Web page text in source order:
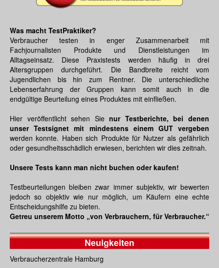
Was macht TestPraktiker?
Verbraucher testen in enger Zusammenarbeit mit
Fachjournalisten Produkte und Dienstleistungen im
Alltagseinsatz. Diese Praxistests werden häufig in drei
Altersgruppen durchgeführt. Die Bandbreite reicht vom
Jugendlichen bis hin zum Rentner. Die unterschiedliche
Lebenserfahrung der Gruppen kann somit auch in die
endgültige Beurteilung eines Produktes mit einfließen.
Hier veröffentlicht sehen Sienur Testberichte, bei denen
unser Testsignet mit mindestens einem GUT vergeben
werden konnte. Haben sich Produkte für Nutzer als gefährlich
oder gesundheitsschädlich erwiesen, berichten wir dies zeitnah.
Unsere Tests kann man nicht buchen oder kaufen!
Testbeurteilungen bleiben zwar immer subjektiv, wir bewerten
jedoch so objektiv wie nur möglich, um Käufern eine echte
Entscheidungshilfe zu bieten.
Getreu unserem Motto „von Verbrauchern, für Verbraucher.“
Neuigkeiten
Verbraucherzentrale Hamburg